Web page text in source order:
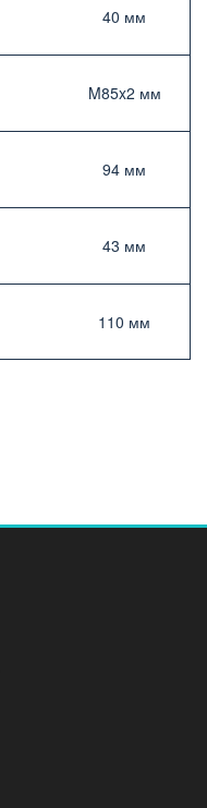
40 мм­
M85x2 мм­
94 мм­
43 мм­
110 мм­